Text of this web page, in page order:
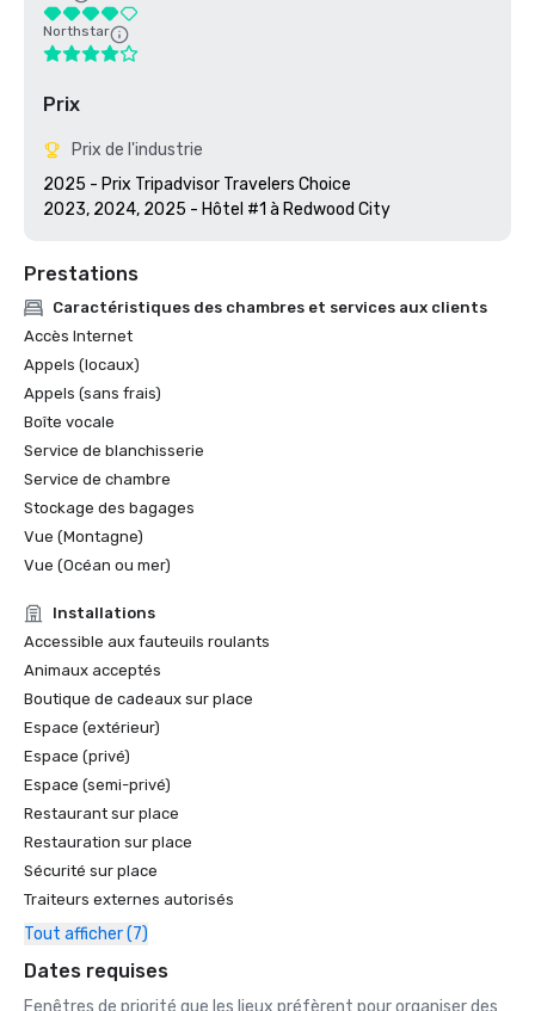
Northstar
Prix
Prix de l'industrie
2025 - Prix Tripadvisor Travelers Choice
2023, 2024, 2025 - Hôtel #1 à Redwood City
Prestations
Caractéristiques des chambres et services aux clients
Accès Internet
Appels (locaux)
Appels (sans frais)
Boîte vocale
Service de blanchisserie
Service de chambre
Stockage des bagages
Vue (Montagne)
Vue (Océan ou mer)
Installations
Accessible aux fauteuils roulants
Animaux acceptés
Boutique de cadeaux sur place
Espace (extérieur)
Espace (privé)
Espace (semi-privé)
Restaurant sur place
Restauration sur place
Sécurité sur place
Traiteurs externes autorisés
Tout afficher (7)
Dates requises
Fenêtres de priorité que les lieux préfèrent pour organiser des